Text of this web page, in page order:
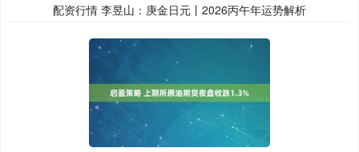
配资行情 李昱山：庚金日元丨2026丙午年运势解析